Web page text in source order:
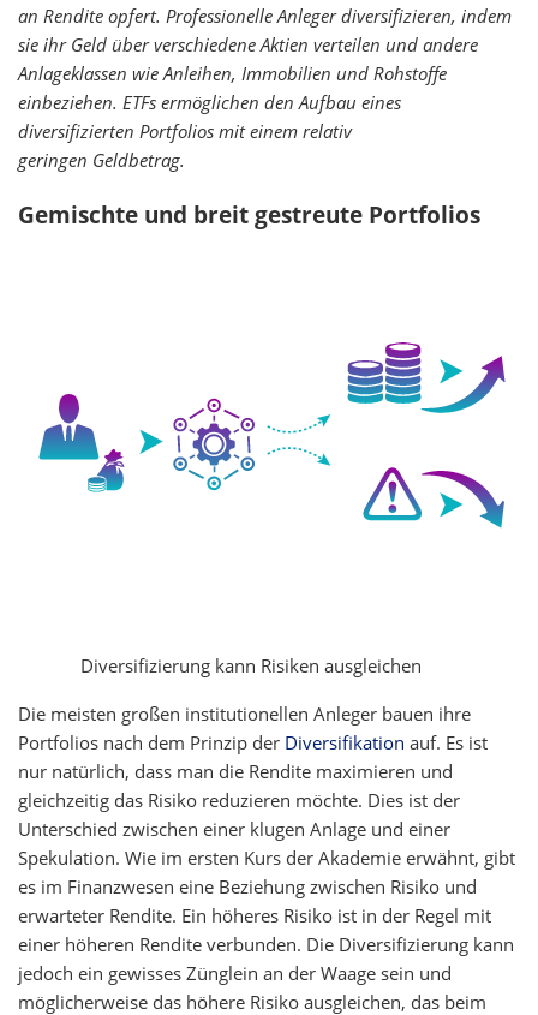
an Rendite opfert. Professionelle Anleger diversifizieren, indem
sie ihr Geld über verschiedene Aktien verteilen und andere
Anlageklassen wie Anleihen, Immobilien und Rohstoffe
einbeziehen. ETFs ermöglichen den Aufbau eines
diversifizierten Portfolios mit einem relativ
geringen Geldbetrag.
Gemischte und breit gestreute Portfolios
Diversifizierung kann Risiken ausgleichen
Die meisten großen institutionellen Anleger bauen ihre
Portfolios nach dem Prinzip der Diversifikation auf. Es ist
nur natürlich, dass man die Rendite maximieren und
gleichzeitig das Risiko reduzieren möchte. Dies ist der
Unterschied zwischen einer klugen Anlage und einer
Spekulation. Wie im ersten Kurs der Akademie erwähnt, gibt
es im Finanzwesen eine Beziehung zwischen Risiko und
erwarteter Rendite. Ein höheres Risiko ist in der Regel mit
einer höheren Rendite verbunden. Die Diversifizierung kann
jedoch ein gewisses Zünglein an der Waage sein und
möglicherweise das höhere Risiko ausgleichen, das beim